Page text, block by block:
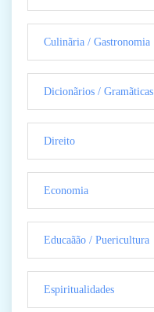
Culinãria / Gastronomia
Dicionãrios / Gramãticas
Direito
Economia
Educaãão / Puericultura
Espiritualidades